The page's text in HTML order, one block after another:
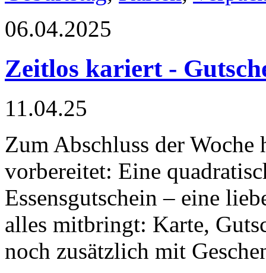
06.04.2025
Zeitlos kariert -
11.04.25
Zum Abschluss der Woche
vorbereitet: Eine
Essensgutschein – eine
alles mitbringt: Karte,
noch zusätzlich mit